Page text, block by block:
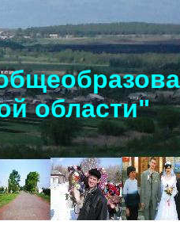
области"